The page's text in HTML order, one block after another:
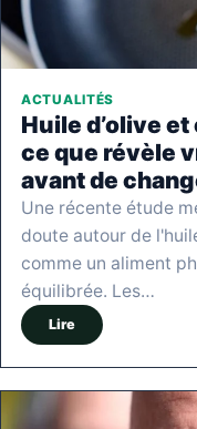
ACTUALITÉS
Huile d’olive
ce que révèle
avant de
Une récente étude
doute autour de
comme un aliment
équilibrée. Les…
Lire